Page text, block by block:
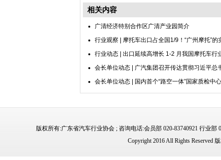
相关内容
广清经济特别合作区广清产业园简介
行业观察 | 摩托车出口占全国1/9！“广州摩托”的
行业动态 | 出口延续高增长 1-2 月我国摩托车行
会长单位动态 | 广汽集团召开传达贯彻习近平
会长单位动态 | 国内首个“路空一体”国家质检中
版权所有:广东省汽车行业协会 ; 咨询电话:会员部 020-83740921 行业部
Copyright 2016 All Rights